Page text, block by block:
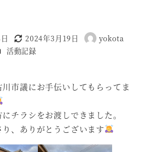
更新日
2024年3月19日
著
yokota
ゴリー
活動記録
市議にお手伝いしてもらってま
チラシをお渡しできました。
、ありがとうございます